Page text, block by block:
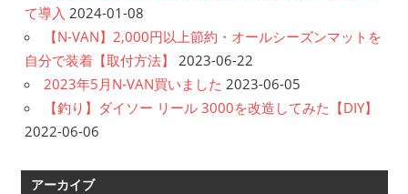
て導入 2024-01-08
【N-VAN】2,000円以上節約・オールシーズンマットを
自分で装着【取付方法】
2023-06-22
2023年5月N-VAN買いました 2023-06-05
【釣り】ダイソー リール 3000を改造してみた【DIY】
2022-06-06
アーカイブ